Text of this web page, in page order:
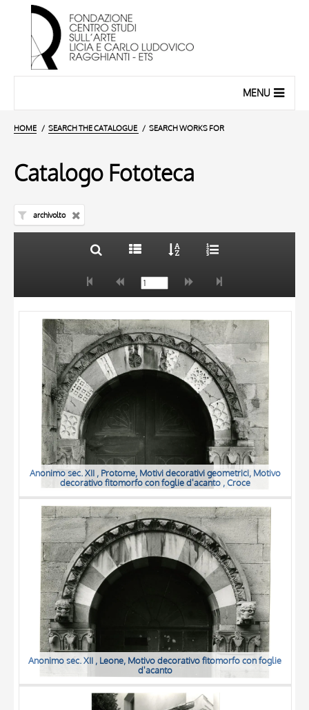
MENU
HOME SEARCH THE CATALOGUE SEARCH WORKS FOR
Catalogo Fototeca
archivolto
AUTHOR
OBJECT
LOCATION
DATE
20 RESULTS
Anonimo sec. XII , Protome, Motivi decorativi geometrici, Motivo
decorativo fitomorfo con foglie d'acanto , Croce
Anonimo sec. XII , Leone, Motivo decorativo fitomorfo con foglie
d'acanto